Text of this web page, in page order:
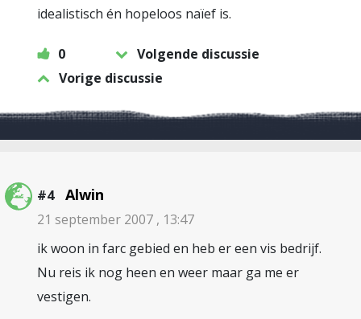
idealistisch én hopeloos naïef is.
0
Volgende discussie
Vorige discussie
#4 Alwin
21 september 2007 , 13:47
ik woon in farc gebied en heb er een vis bedrijf.
Nu reis ik nog heen en weer maar ga me er
vestigen.